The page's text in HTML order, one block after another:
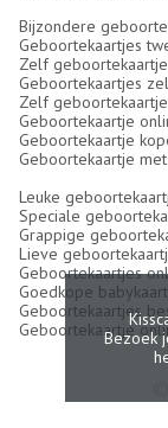
Bijzondere
Geboortekaartjes
Zelf
Geboortekaartjes
Zelf
Geboortekaartje
Geboortekaartje
Geboortekaartje
Leuke
Speciale
Grappige
Lieve
Geboortekaartjes
Goedkope
Geboortekaartjes
Geboortekaartje
Bezoek